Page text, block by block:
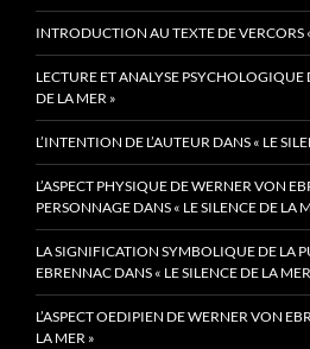
INTRODUCTION AU TEXTE DE VERCORS
LECTURE ET ANALYSE PSYCHOLOGIQUE
DE LA MER »
L’INTENTION DE L’AUTEUR DANS « LE
L’ASPECT PHYSIQUE DE WERNER VON
PERSONNAGE DANS « LE SILENCE DE LA
LA SIGNIFICATION SYMBOLIQUE DE LA
EBRENNAC DANS « LE SILENCE DE LA
L’ASPECT OEDIPIEN DE WERNER VON
LA MER »